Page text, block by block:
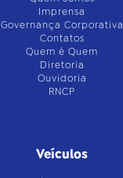
Imprensa
Governança Corporativa
Contatos
Quem é Quem
Diretoria
Ouvidoria
RNCP
Veículos